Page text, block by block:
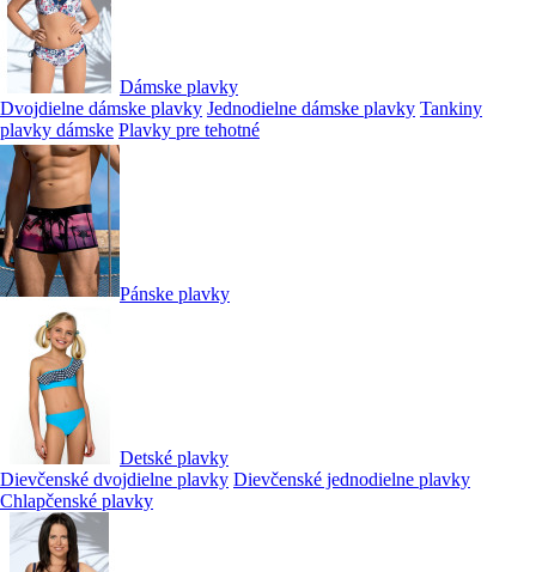
Dámske plavky
Dvojdielne dámske plavky Jednodielne dámske plavky Tankiny
plavky dámske Plavky pre tehotné
Pánske plavky
Detské plavky
Dievčenské dvojdielne plavky Dievčenské jednodielne plavky
Chlapčenské plavky